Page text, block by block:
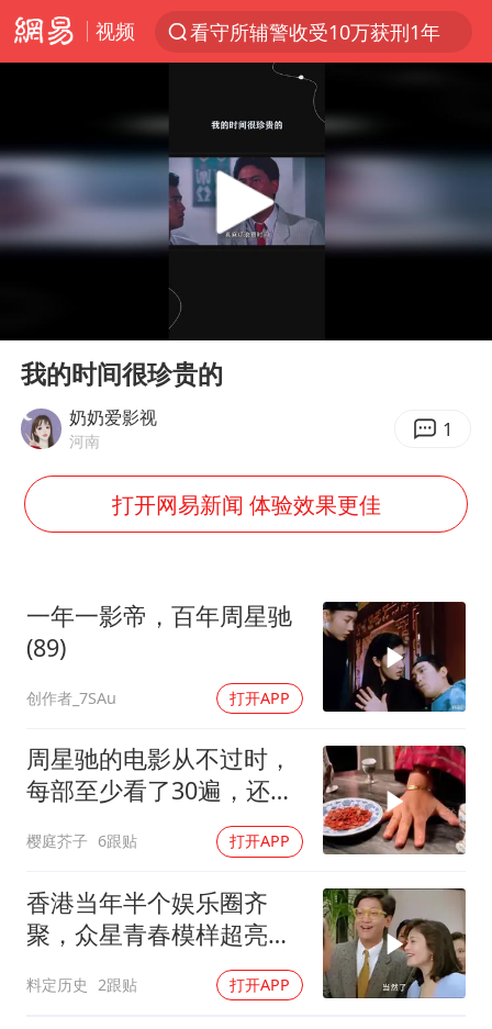
视频
看守所辅警收受10万获刑1年
台风白海豚进入48小时警戒线
中方回应是否在太平洋海底开采稀土
台风白海豚影响中国已成定局
佛得角门将亮相智利俱乐部主场
宇树科技发行价格150.80元/股
80后女柜员逆袭成4200亿银行副行长
吉林一“温度计大楼”读数爆表
女子利用漏洞0元薅走3000多件家电
24小时不关空调 电费会更低吗
东方甄选被判赔偿江小白30万元
奋进开新局 实干挑大梁
Play
我的时间很珍贵的
奶奶爱影视
河南 1
打开网易新闻 体验效果更佳
一年一影帝，百年周星驰
(89)
创作者_7SAu 打开APP
周星驰的电影从不过时，
每部至少看了30遍，还是
樱庭芥子 6跟贴 打开APP
香港当年半个娱乐圈齐
聚，众星青春模样超亮
眼，星爷现身瞬间惊艳
料定历史 2跟贴 打开APP